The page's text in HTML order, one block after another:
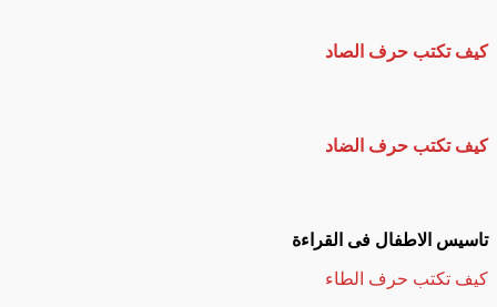
كيف تكتب حرف الصاد
كيف تكتب حرف الضاد
تاسيس الاطفال فى القراءة
كيف تكتب حرف الطاء